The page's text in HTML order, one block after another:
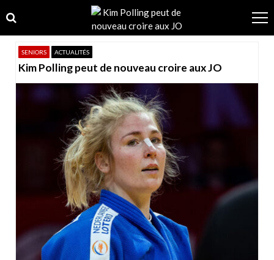
to
navigation
to
content
SENIORS ACTUALITÉS
Kim Polling peut de nouveau croire aux JO